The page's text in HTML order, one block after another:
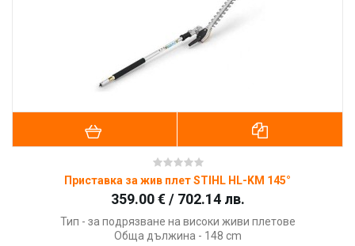
Приставка за жив плет STIHL HL-KM 145°
359.00 € / 702.14 лв.
Тип - за подрязване на високи живи плетове
Обща дължина - 148 cm